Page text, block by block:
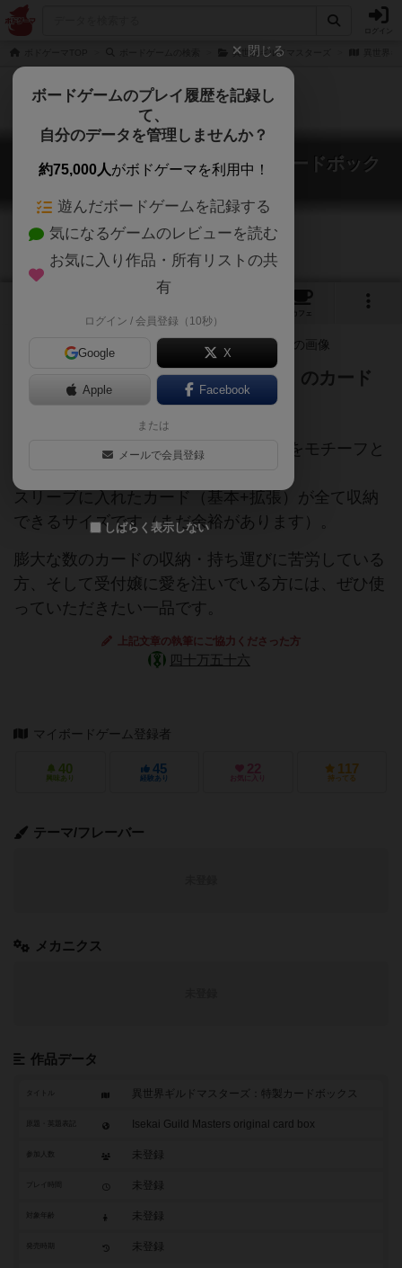
異世界ギルドマスターズ
異世界ギルドマスターズ：特製カードボック
Isekai Guild Masters original card box
カフェ
異世界ギルドマスターズ専用（？）のカード
ボックスが誕生！
異世界ギルドマスターズの受付嬢たちをモチーフと
スリーブに入れたカード（基本+拡張）が全て収納
できるサイズです（まだ余裕があります）。
膨大な数のカードの収納・持ち運びに苦労している
方、そして受付嬢に愛を注いでいる方には、ぜひ使
っていただきたい一品です。
上記文章の執筆にご協力くださった方
四十万五十六
マイボードゲーム登録者
40
興味あり
45
経験あり
22
お気に入り
117
持ってる
テーマ/フレーバー
メカニクス
作品データ
タイトル 異世界ギルドマスターズ：特製カードボックス
Isekai Guild Masters original card box
参加人数 未登録
未登録
未登録
未登録
閉じる
ボードゲームのプレイ履歴を記録し
て、
自分のデータを管理しませんか？
約75,000人がボドゲーマを利用中！
遊んだボードゲームを記録する
気になるゲームのレビューを読む
お気に入り作品・所有リストの共
有
ログイン / 会員登録（10秒）
Google X
Apple Facebook
または
メールで会員登録
しばらく表示しない